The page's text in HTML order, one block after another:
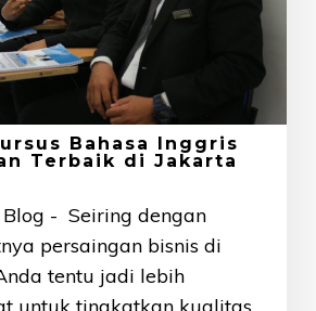
Bahasa Inggris
Terbaik di Jakarta
Blog - Seiring dengan
persaingan bisnis di
tentu jadi lebih